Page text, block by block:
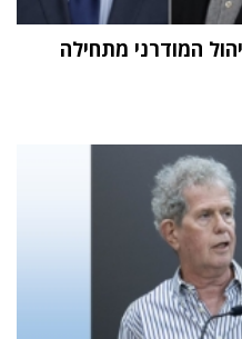
המודרני מתחילה